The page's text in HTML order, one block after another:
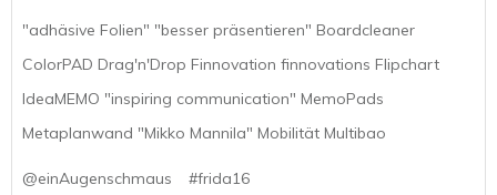
"adhäsive Folien" "besser präsentieren" Boardcleaner
ColorPAD Drag'n'Drop Finnovation finnovations Flipchart
IdeaMEMO "inspiring communication" MemoPads
Metaplanwand "Mikko Mannila" Mobilität Multibao
@einAugenschmaus #frida16